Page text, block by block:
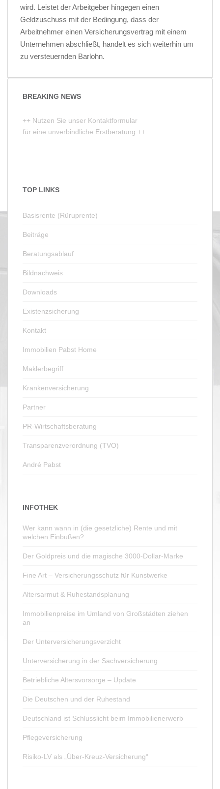
wird. Leistet der Arbeitgeber hingegen einen
Geldzuschuss mit der Bedingung, dass der
Arbeitnehmer einen Versicherungsvertrag mit einem
Unternehmen abschließt, handelt es sich weiterhin um
zu versteuernden Barlohn.
BREAKING NEWS
++ Nutzen Sie unser Kontaktformular
für eine unverbindliche Erstberatung ++
TOP LINKS
Basisrente (Rüruprente)
Beiträge
Beratungsablauf
Bildnachweis
Downloads
Existenzsicherung
Kontakt
Immobilien Pabst Home
Maklerbegriff
Krankenversicherung
Partner
PR-Wirtschaftsberatung
Transparenzverordnung (TVO)
André Pabst
INFOTHEK
Wer kann wann in (die gesetzliche) Rente und mit
welchen Einbußen?
Der Goldpreis und die magische 3000-Dollar-Marke
Fine Art – Versicherungsschutz für Kunstwerke
Altersarmut & Ruhestandsplanung
Immobilienpreise im Umland von Großstädten ziehen
an
Der Unterversicherungsverzicht
Unterversicherung in der Sachversicherung
Betriebliche Altersvorsorge – Update
Die Deutschen und der Ruhestand
Deutschland ist Schlusslicht beim Immobilienerwerb
Pflegeversicherung
Risiko-LV als „Über-Kreuz-Versicherung“